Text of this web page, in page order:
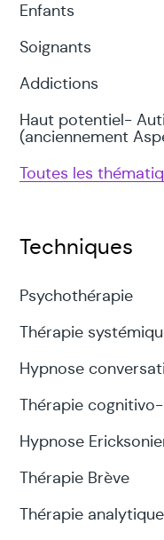
Enfants
Soignants
Addictions
Haut potentiel-
(anciennement
Toutes les
Techniques
Psychothérapie
Thérapie
Hypnose
Thérapie
Hypnose
Thérapie Brève
Thérapie analytique